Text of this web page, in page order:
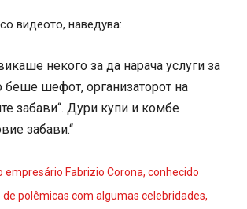
видеото, наведува:
некого за да нарача услуги за
беше шефот, организаторот на
забави“. Дури купи и комбе
забави.“
empresário Fabrizio Corona, conhecido
polêmicas com algumas celebridades,